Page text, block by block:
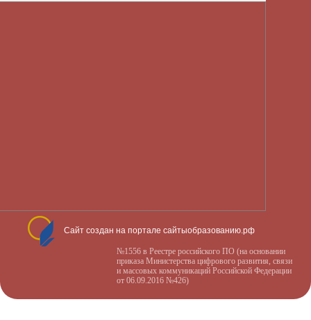
Сайт создан на портале сайтыобразованию.рф
№1556 в Реестре российского ПО (на основании
приказа Министерства цифрового развития, связи
и массовых коммуникаций Российской Федерации
от 06.09.2016 №426)